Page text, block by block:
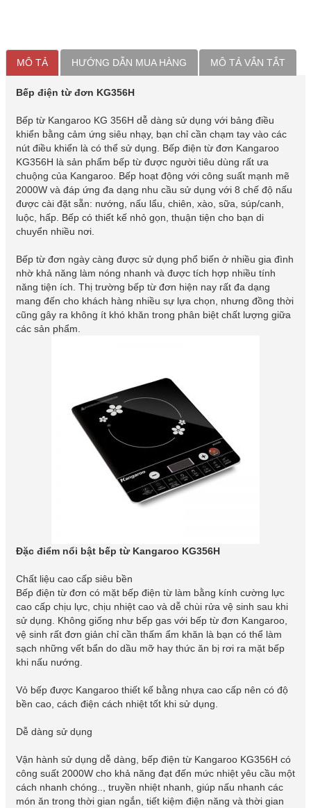
MÔ TẢ HƯỚNG DẪN MUA HÀNG MÔ TẢ VẮN TẮT
Bếp điện từ đơn KG356H
Bếp từ Kangaroo KG 356H dễ dàng sử dụng với bảng điều
khiển bằng cảm ứng siêu nhạy, bạn chỉ cần chạm tay vào các
nút điều khiển là có thể sử dụng. Bếp điện từ đơn Kangaroo
KG356H là sản phẩm bếp từ được người tiêu dùng rất ưa
chuộng của Kangaroo. Bếp hoạt động với công suất mạnh mẽ
2000W và đáp ứng đa dạng nhu cầu sử dụng với 8 chế độ nấu
được cài đặt sẵn: nướng, nấu lẩu, chiên, xào, sữa, súp/canh,
luộc, hấp. Bếp có thiết kế nhỏ gọn, thuận tiện cho bạn di
chuyển nhiều nơi.
Bếp từ đơn ngày càng được sử dụng phổ biến ở nhiều gia đình
nhờ khả năng làm nóng nhanh và được tích hợp nhiều tính
năng tiện ích. Thị trường bếp từ đơn hiện nay rất đa dạng
mang đến cho khách hàng nhiều sự lựa chọn, nhưng đồng thời
cũng gây ra không ít khó khăn trong phân biệt chất lượng giữa
các sản phẩm.
Đặc điểm nổi bật bếp từ Kangaroo KG356H
Chất liệu cao cấp siêu bền
Bếp điện từ đơn có mặt bếp điện từ làm bằng kính cường lực
cao cấp chịu lực, chịu nhiệt cao và dễ chùi rửa vệ sinh sau khi
sử dụng. Không giống như bếp gas với bếp từ đơn Kangaroo,
vệ sinh rất đơn giản chỉ cần thấm ẩm khăn là bạn có thể làm
sạch những vết bẩn do dầu mỡ hay thức ăn bị rơi ra mặt bếp
khi nấu nướng.
Vỏ bếp được Kangaroo thiết kế bằng nhựa cao cấp nên có độ
bền cao, cách điện cách nhiệt tốt khi sử dụng.
Dễ dàng sử dụng
Vận hành sử dụng dễ dàng, bếp điện từ Kangaroo KG356H có
công suất 2000W cho khả năng đạt đến mức nhiệt yêu cầu một
cách nhanh chóng.., truyền nhiệt nhanh, giúp nấu nhanh các
món ăn trong thời gian ngắn, tiết kiệm điện năng và thời gian